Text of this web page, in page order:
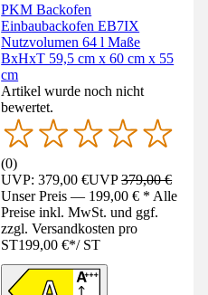
PKM Backofen
Einbaubackofen EB7IX
Nutzvolumen 64 l Maße
BxHxT 59,5 cm x 60 cm x 55
cm
Artikel wurde noch nicht
bewertet.
(0)
UVP: 379,00 €UVP379,00 €
Unser Preis — 199,00 € * Alle
Preise inkl. MwSt. und ggf.
zzgl. Versandkosten pro
ST199,00 €*/ ST